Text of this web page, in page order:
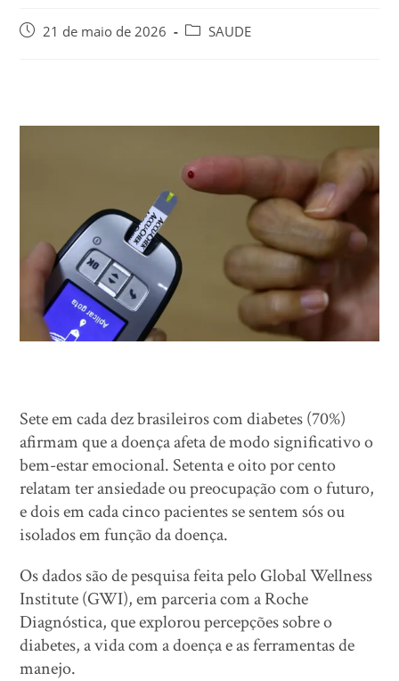
21 de maio de 2026 SAUDE
Sete em cada dez brasileiros com diabetes (70%)
afirmam que a doença afeta de modo significativo o
bem-estar emocional. Setenta e oito por cento
relatam ter ansiedade ou preocupação com o futuro,
e dois em cada cinco pacientes se sentem sós ou
isolados em função da doença.
Os dados são de pesquisa feita pelo Global Wellness
Institute (GWI), em parceria com a Roche
Diagnóstica, que explorou percepções sobre o
diabetes, a vida com a doença e as ferramentas de
manejo.